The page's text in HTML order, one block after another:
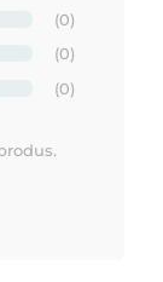
(0)
(0)
(0)